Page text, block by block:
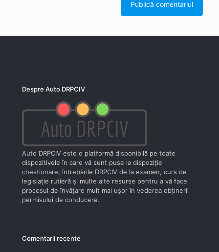
Despre Auto DRPCIV
Auto DRPCIV este o platformă disponibilă pe toate
dispozitivele în care vă sunt puse la dispoziţie
chestionare, întrebările DRPCIV de la examen, curs de
legislaţie rutieră şi multe alte resurse pentru a vă face
procesul de învăţare mult mai uşor în vederea obţinerii
permisului de conducere.
Comentarii recente